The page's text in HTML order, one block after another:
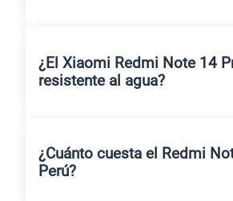
¿El Xiaomi Redmi Note 14
resistente al agua?
¿Cuánto cuesta el Redmi
Perú?